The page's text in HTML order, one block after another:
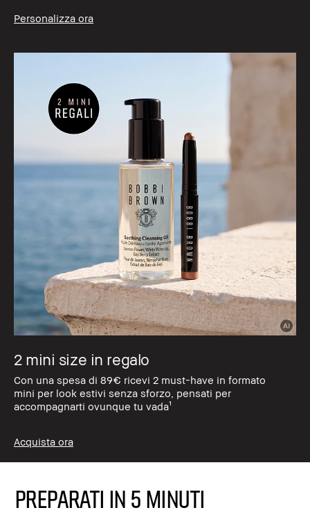
Personalizza ora
2 mini size in regalo
Con una spesa di 89€ ricevi 2 must-have in formato
mini per look estivi senza sforzo, pensati per
accompagnarti ovunque tu vada¹
Acquista ora
PREPARATI IN 5 MINUTI